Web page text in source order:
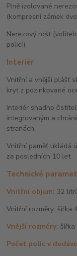
Plně izolované
(kompresní zámek
Nerezový rošt
policí)
Interiér
Vnitřní a vnější plášť
kryt z pozinkované
Interiér snadno
integrovaným a
stranách
Vnitřní paměť ukládá
za posledních 10 let
Technické
Vnitřní objem: 32
Vnitřní rozměry: šířka
Vnější rozměry:
Počet polic v